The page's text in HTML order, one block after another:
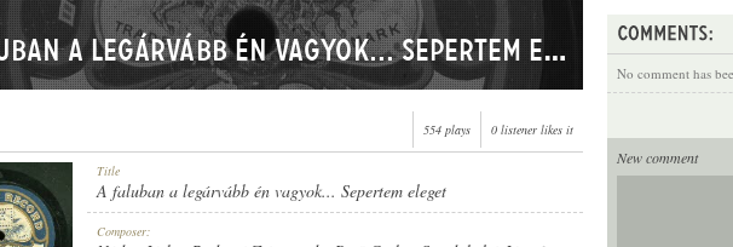
No comment has
New comment
ÉS CSÁRDÁS
A faluban a legárvább én vagyok... Sepertem eleget
554 plays 0 listener likes it
Title
A faluban a legárvább én vagyok... Sepertem eleget
Composer: